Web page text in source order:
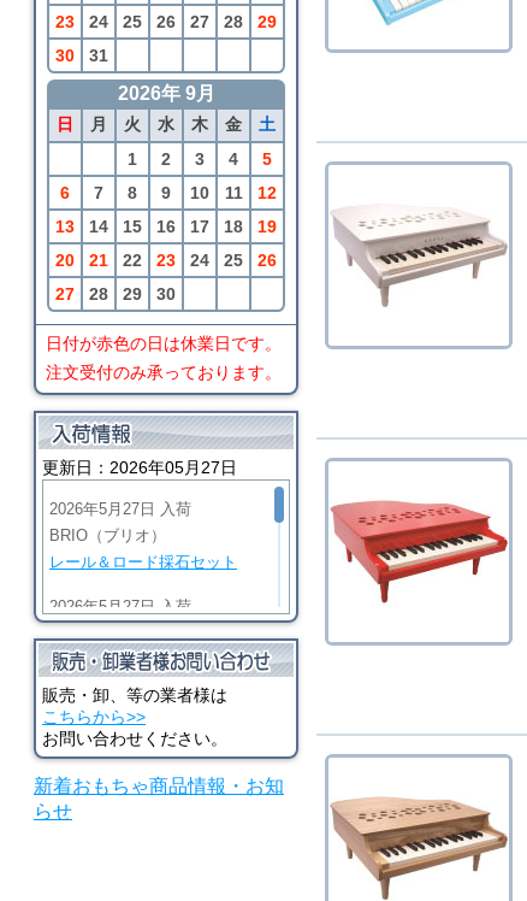
23
24 25 26 27 28
29
30
31
2026年 9月
日 月 火 水 木 金
土
1
2 3 4
5
6
7 8 9 10 11
12
13
14 15 16 17 18
19
20
21 22 23 24 25
26
27
28 29 30
日付が赤色の日は休業日です。
注文受付のみ承っております。
更新日：2026年05月27日
2026年5月27日 入荷
BRIO（ブリオ）
レール＆ロード採石セット
2026年5月27日 入荷
ビッググリーンアクション機
関車
2026年5月27日 入荷
BRIO（ブリオ）
マイティゴールドアクション
機関車
販売・卸、等の業者様は
こちらから>>
お問い合わせください。
新着おもちゃ商品情報・お知
らせ